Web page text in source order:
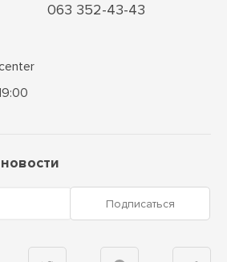
063 352-43-43
Подписаться